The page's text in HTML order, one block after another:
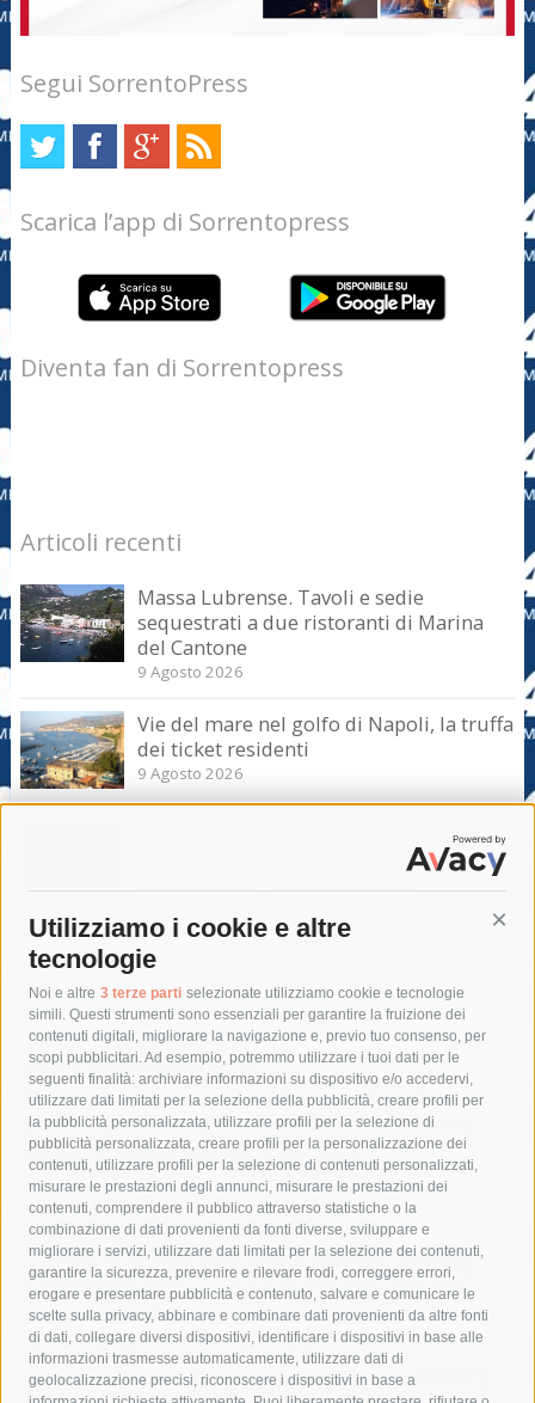
Utilizziamo i cookie e altre
tecnologie
Noi e altre 3 terze parti selezionate utilizziamo cookie e tecnologie
simili. Questi strumenti sono essenziali per garantire la fruizione dei
contenuti digitali, migliorare la navigazione e, previo tuo consenso, per
scopi pubblicitari. Ad esempio, potremmo utilizzare i tuoi dati per le
seguenti finalità: archiviare informazioni su dispositivo e/o accedervi,
utilizzare dati limitati per la selezione della pubblicità, creare profili per
la pubblicità personalizzata, utilizzare profili per la selezione di
pubblicità personalizzata, creare profili per la personalizzazione dei
contenuti, utilizzare profili per la selezione di contenuti personalizzati,
misurare le prestazioni degli annunci, misurare le prestazioni dei
contenuti, comprendere il pubblico attraverso statistiche o la
combinazione di dati provenienti da fonti diverse, sviluppare e
migliorare i servizi, utilizzare dati limitati per la selezione dei contenuti,
garantire la sicurezza, prevenire e rilevare frodi, correggere errori,
erogare e presentare pubblicità e contenuto, salvare e comunicare le
scelte sulla privacy, abbinare e combinare dati provenienti da altre fonti
di dati, collegare diversi dispositivi, identificare i dispositivi in base alle
informazioni trasmesse automaticamente, utilizzare dati di
geolocalizzazione precisi, riconoscere i dispositivi in base a
Segui SorrentoPress
Scarica l’app di Sorrentopress
Diventa fan di Sorrentopress
Articoli recenti
Massa Lubrense. Tavoli e sedie
sequestrati a due ristoranti di Marina
del Cantone
9 Agosto 2026
Vie del mare nel golfo di Napoli, la truffa
dei ticket residenti
9 Agosto 2026
Massa Lubrense. Sicurezza in mare
nell’Amp Punta Campanella, incontro
Tag
acqua allerta meteo
anas
area marina protetta di punta campanella
arresto
Asl Napoli 3 sud
capitaneria di porto capri
carabinieri
castellammare di stabia
circumvesuviana
comune di sorrento
concerto
contagi
costiera amalfitana
covid-19 eav
elezioni
fondazione sorrento
gori guardia costiera
incidente
lavori
lorenzo balducelli mare
massa lubrense
massimo coppola
Meta napoli
ordinanza
penisola sorrentina
piano di sorrento polizia municipale